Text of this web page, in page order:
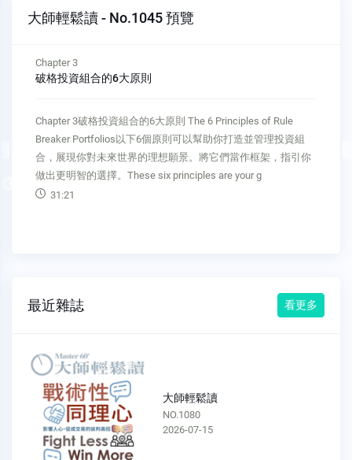
大師輕鬆讀 - No.1045 預覽
Previous
Chapter 3
破格投資組合的6大原則
Chapter 3破格投資組合的6大原則 The 6 Principles of Rule
Breaker Portfolios以下6個原則可以幫助你打造並管理投資組
合，展現你對未來世界的理想願景。將它們當作框架，指引你
做出更明智的選擇。These six principles are your g
31:21
最近雜誌 看更多
大師輕鬆讀
NO.1080
2026-07-15